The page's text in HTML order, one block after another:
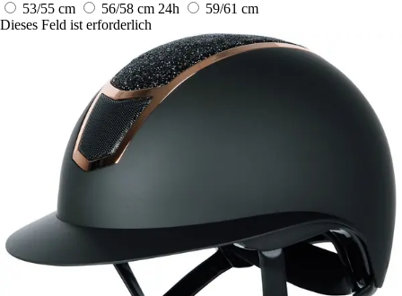
53/55 cm
56/58 cm 24h
59/61 cm
Dieses Feld ist erforderlich